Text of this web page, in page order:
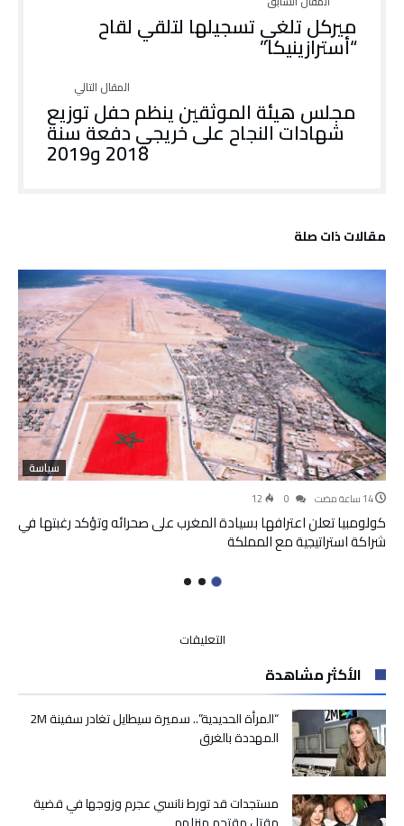
ميركل تلغي تسجيلها لتلقي لقاح
“أسترازينيكا”
مجلس هيئة الموثقين ينظم حفل توزيع
شهادات النجاح على خريجي دفعة سنة
2018 و2019
‫مقالات ذات صلة‬
سياسة
12
كولومبيا تعلن اعترافها بسيادة المغرب على صحرائه وتؤكد رغبتها في
شراكة استراتيجية مع المملكة
التعليقات
المحكمة
تنتصر
للطفلة
للمحامي
الأكثر مشاهدة
“المرأة الحديدية”.. سميرة سيطايل تغادر سفينة 2M
المهددة بالغرق
مستجدات قد تورط نانسي عجرم وزوجها في قضية